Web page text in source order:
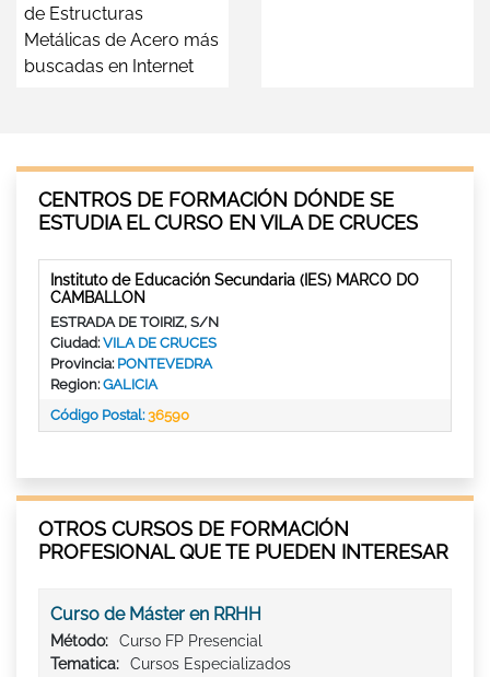
de Estructuras
Metálicas de Acero más
buscadas en Internet
CENTROS DE FORMACIÓN DÓNDE SE
ESTUDIA EL CURSO EN VILA DE CRUCES
Instituto de Educación Secundaria (IES) MARCO DO
CAMBALLON
ESTRADA DE TOIRIZ, S/N
Ciudad:VILA DE CRUCES
Provincia: PONTEVEDRA
Region:GALICIA
Código Postal:36590
OTROS CURSOS DE FORMACIÓN
PROFESIONAL QUE TE PUEDEN INTERESAR
Curso de Máster en RRHH
Método:
Curso FP Presencial
Tematica:
Cursos Especializados